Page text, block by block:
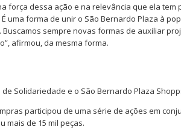
força dessa ação e na relevância que ela
uma forma de unir o São Bernardo Plaza à
Buscamos sempre novas formas de auxiliar
afirmou, da mesma forma.
de Solidariedade e o São Bernardo Plaza
participou de uma série de ações em
mais de 15 mil peças.